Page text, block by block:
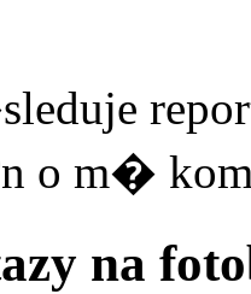
o m�
na